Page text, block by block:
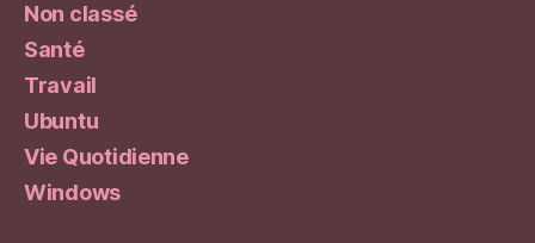
Non classé
Santé
Travail
Ubuntu
Vie Quotidienne
Windows